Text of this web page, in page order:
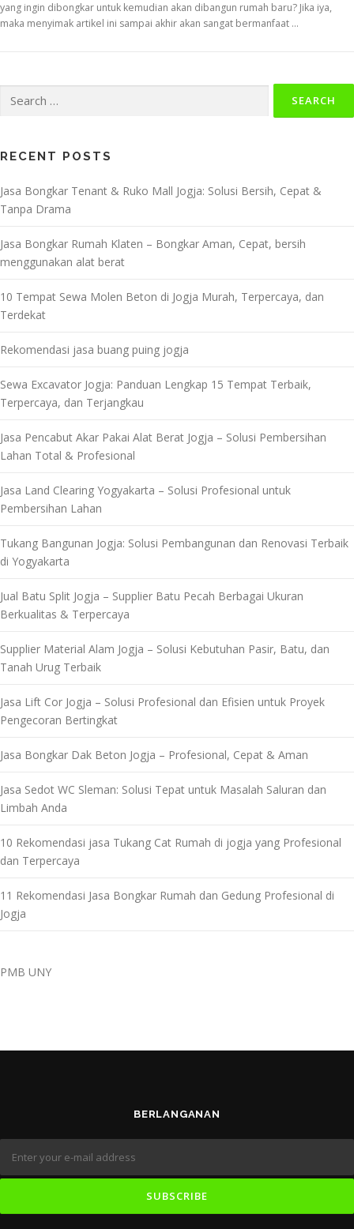
yang ingin dibongkar untuk kemudian akan dibangun rumah baru? Jika iya,
maka menyimak artikel ini sampai akhir akan sangat bermanfaat …
for:
RECENT POSTS
Jasa Bongkar Tenant & Ruko Mall Jogja: Solusi Bersih, Cepat &
Tanpa Drama
Jasa Bongkar Rumah Klaten – Bongkar Aman, Cepat, bersih
menggunakan alat berat
10 Tempat Sewa Molen Beton di Jogja Murah, Terpercaya, dan
Terdekat
Rekomendasi jasa buang puing jogja
Sewa Excavator Jogja: Panduan Lengkap 15 Tempat Terbaik,
Terpercaya, dan Terjangkau
Jasa Pencabut Akar Pakai Alat Berat Jogja – Solusi Pembersihan
Lahan Total & Profesional
Jasa Land Clearing Yogyakarta – Solusi Profesional untuk
Pembersihan Lahan
Tukang Bangunan Jogja: Solusi Pembangunan dan Renovasi Terbaik
di Yogyakarta
Jual Batu Split Jogja – Supplier Batu Pecah Berbagai Ukuran
Berkualitas & Terpercaya
Supplier Material Alam Jogja – Solusi Kebutuhan Pasir, Batu, dan
Tanah Urug Terbaik
Jasa Lift Cor Jogja – Solusi Profesional dan Efisien untuk Proyek
Pengecoran Bertingkat
Jasa Bongkar Dak Beton Jogja – Profesional, Cepat & Aman
Jasa Sedot WC Sleman: Solusi Tepat untuk Masalah Saluran dan
Limbah Anda
10 Rekomendasi jasa Tukang Cat Rumah di jogja yang Profesional
dan Terpercaya
11 Rekomendasi Jasa Bongkar Rumah dan Gedung Profesional di
Jogja
PMB UNY
BERLANGANAN